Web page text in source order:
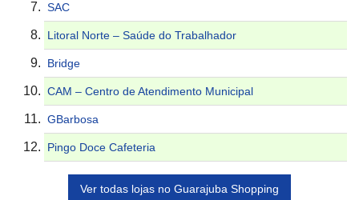
SAC
Litoral Norte – Saúde do Trabalhador
Bridge
CAM – Centro de Atendimento Municipal
GBarbosa
Pingo Doce Cafeteria
Ver todas lojas no Guarajuba Shopping